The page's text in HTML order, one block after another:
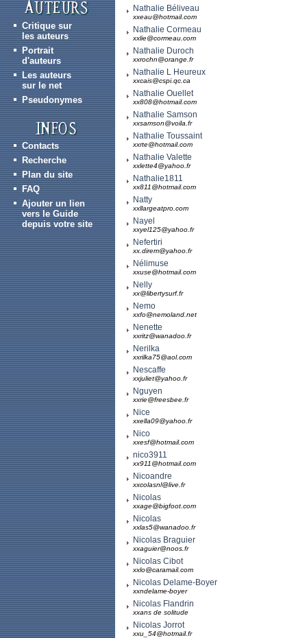
Critique sur
les auteurs
Portrait
d'auteurs
Les auteurs
sur le net
Pseudonymes
Contacts
Recherche
Plan du site
FAQ
Ajouter un lien
vers le Guide
depuis votre site
Nathalie Béliveau
xxeau@hotmail.com
Nathalie Cormeau
xxlie@cormeau.com
Nathalie Duroch
xxrochn@orange.fr
Nathalie L Heureux
xxcais@cspi.qc.ca
Nathalie Ouellet
xx808@hotmail.com
Nathalie Samson
xxsamson@voila.fr
Nathalie Toussaint
xxrte@hotmail.com
Nathalie Valette
xxlette4@yahoo.fr
Nathalie1811
xx811@hotmail.com
Natty
xxllargeatpro.com
Nayel
xxyel125@yahoo.fr
Nefertiri
xx.direm@yahoo.fr
Nélimuse
xxuse@hotmail.com
Nelly
xx@libertysurf.fr
Nemo
xxfo@nemoland.net
Nenette
xxritz@wanadoo.fr
Nerilka
xxrilka75@aol.com
Nescaffe
xxjuliet@yahoo.fr
Nguyen
xxrie@freesbee.fr
Nice
xxella09@yahoo.fr
Nico
xxesf@hotmail.com
nico3911
xx911@hotmail.com
Nicoandre
xxcolasnl@live.fr
Nicolas
xxage@bigfoot.com
Nicolas
xxlas5@wanadoo.fr
Nicolas Braguier
xxaguier@noos.fr
Nicolas Cibot
xxlo@caramail.com
Nicolas Delame-Boyer
xxndelame-boyer
Nicolas Flandrin
xxans de solitude
Nicolas Jorrot
xxu_54@hotmail.fr